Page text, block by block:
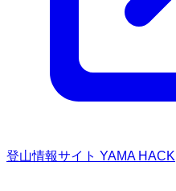
登山情報サイト YAMA HACK